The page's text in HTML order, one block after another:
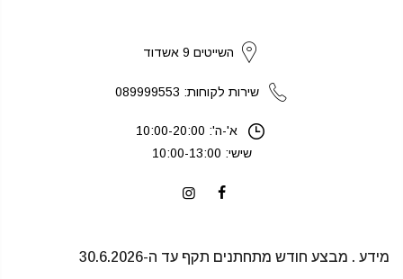
השייטים 9 אשדוד
שירות לקוחות: 089999553
א'-ה': 10:00-20:00
שישי: 10:00-13:00
מידע . מבצע חודש מתחתנים תקף עד ה-30.6.2026